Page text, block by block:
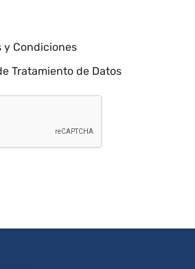
y Condiciones
Tratamiento de Datos